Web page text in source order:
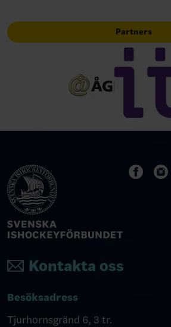
Partners
Kontakta oss
Besöksadress
Tjurhornsgränd 6, 3 tr.